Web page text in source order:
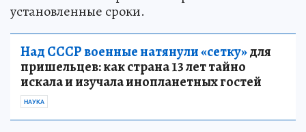
установленные сроки.
Над СССР военные натянули «сетку»для
пришельцев: как страна 13 лет тайно
искала и изучала инопланетных гостей
НАУКА